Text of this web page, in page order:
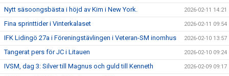
Nytt säsoongsbästa i höjd av Kim i New York. 2026-02-11 14:21
Fina sprinttider i Vinterkalaset 2026-02-11 09:54
IFK Lidingö 27a i Föreningstävlingen i Veteran-SM inomhus 2026-02-10 13:57
Tangerat pers för JC i Litauen 2026-02-10 09:24
IVSM, dag 3: Silver till Magnus och guld till Kenneth 2026-02-09 09:17